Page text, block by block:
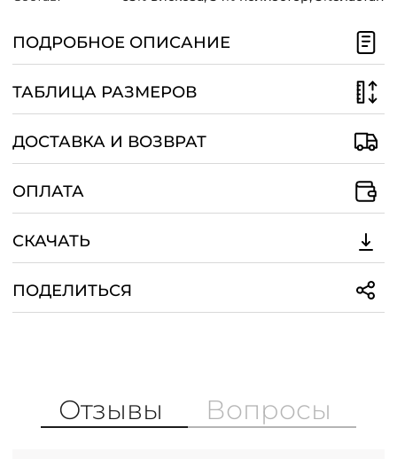
ПОДРОБНОЕ ОПИСАНИЕ
ТАБЛИЦА РАЗМЕРОВ
ДОСТАВКА И ВОЗВРАТ
ОПЛАТА
СКАЧАТЬ
ПОДЕЛИТЬСЯ
Отзывы Вопросы